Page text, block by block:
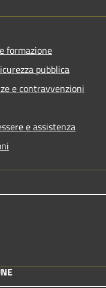
formazione
pubblica
e contravvenzioni
e assistenza